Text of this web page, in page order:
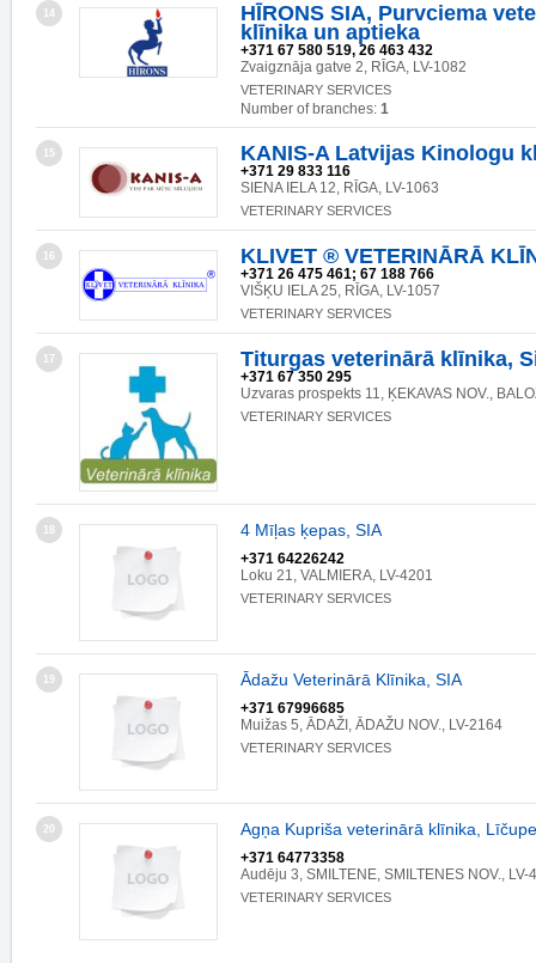
14
HĪRONS SIA, Purvciema
klīnika un aptieka
+371 67 580 519, 26 463 432
Zvaigznāja gatve 2, RĪGA, LV-1082
VETERINARY SERVICES
Number of branches: 1
15 KANIS-A Latvijas Kinologu
+371 29 833 116
SIENA IELA 12, RĪGA, LV-1063
VETERINARY SERVICES
16 KLIVET ® VETERINĀRĀ
+371 26 475 461; 67 188 766
VIŠĶU IELA 25, RĪGA, LV-1057
VETERINARY SERVICES
17 Titurgas veterinārā klīnika,
+371 67 350 295
Uzvaras prospekts 11, ĶEKAVAS NOV.,
VETERINARY SERVICES
18 4 Mīļas ķepas, SIA
+371 64226242
Loku 21, VALMIERA, LV-4201
VETERINARY SERVICES
19 Ādažu Veterinārā Klīnika, SIA
+371 67996685
Muižas 5, ĀDAŽI, ĀDAŽU NOV., LV-2164
VETERINARY SERVICES
20 Agņa Kupriša veterinārā klīnika,
+371 64773358
Audēju 3, SMILTENE, SMILTENES NOV., LV-
VETERINARY SERVICES